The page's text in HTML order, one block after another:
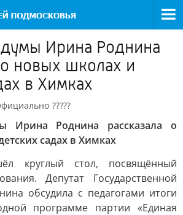
Ирина Роднина
о новых школах и
в Химках
?????
Ирина Роднина рассказала о
садах в Химках
круглый стол, посвящённый
Депутат Государственной
обсудила с педагогами итоги
программе партии «Единая